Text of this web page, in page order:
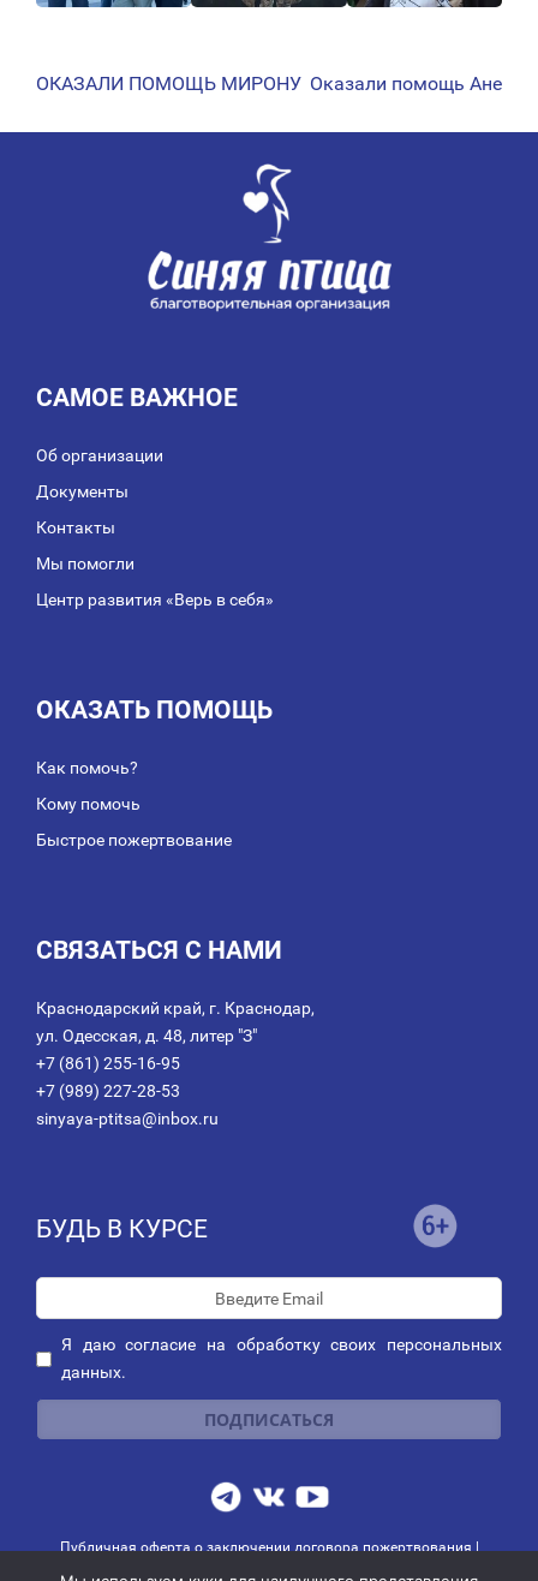
НАВИГАЦИЯ
ПО
ОКАЗАЛИ ПОМОЩЬ МИРОНУ Оказали помощь Ане
САМОЕ ВАЖНОЕ
Об организации
Документы
Контакты
Мы помогли
Центр развития «Верь в себя»
ОКАЗАТЬ ПОМОЩЬ
Как помочь?
Кому помочь
Быстрое пожертвование
СВЯЗАТЬСЯ С НАМИ
Краснодарский край, г. Краснодар,
ул. Одесская, д. 48, литер "З"
+7 (861) 255-16-95
+7 (989) 227-28-53
sinyaya-ptitsa@inbox.ru
БУДЬ В КУРСЕ
Я даюсогласие на обработку своих персональных
данных.
Публичная оферта о заключении договора пожертвования|